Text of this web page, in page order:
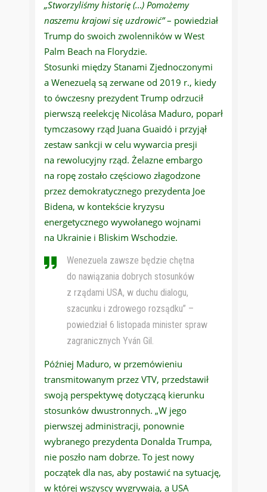
„Stworzyliśmy historię (…) Pomożemy
naszemu krajowi się uzdrowić”– powiedział
Trump do swoich zwolenników w West
Palm Beach na Florydzie.
Stosunki między Stanami Zjednoczonymi
a Wenezuelą są zerwane od 2019 r., kiedy
to ówczesny prezydent Trump odrzucił
pierwszą reelekcję Nicolása Maduro, poparł
tymczasowy rząd Juana Guaidó i przyjął
zestaw sankcji w celu wywarcia presji
na rewolucyjny rząd. Żelazne embargo
na ropę zostało częściowo złagodzone
przez demokratycznego prezydenta Joe
Bidena, w kontekście kryzysu
energetycznego wywołanego wojnami
na Ukrainie i Bliskim Wschodzie.
Wenezuela zawsze będzie chętna
do nawiązania dobrych stosunków
z rządami USA, w duchu dialogu,
szacunku i zdrowego rozsądku” –
powiedział 6 listopada minister spraw
zagranicznych Yván Gil.
Później Maduro, w przemówieniu
transmitowanym przez VTV, przedstawił
swoją perspektywę dotyczącą kierunku
stosunków dwustronnych. „W jego
pierwszej administracji, ponownie
wybranego prezydenta Donalda Trumpa,
nie poszło nam dobrze. To jest nowy
początek dla nas, aby postawić na sytuację,
w której wszyscy wygrywają, a USA